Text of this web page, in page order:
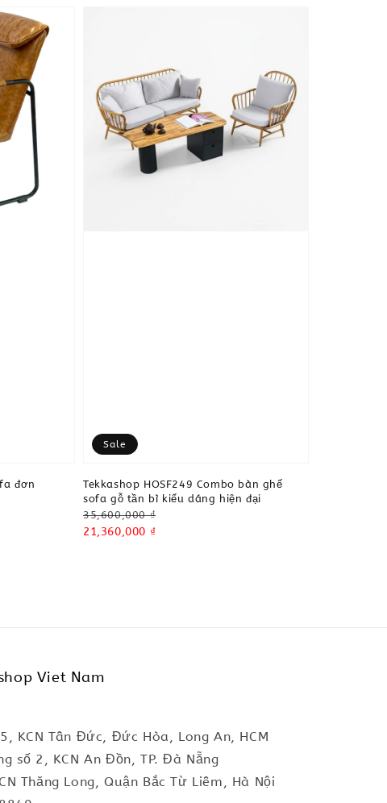
đơn
Sale
Tekkashop HOSF249 Combo bàn ghế
sofa gỗ tần bì kiểu dáng hiện đại
Regular
price
35,600,000 ₫
Sale
21,360,000 ₫
Viet Nam
KCN Tân Đức, Đức Hòa, Long An, HCM
số 2, KCN An Đồn, TP. Đà Nẵng
Thăng Long, Quận Bắc Từ Liêm, Hà Nội